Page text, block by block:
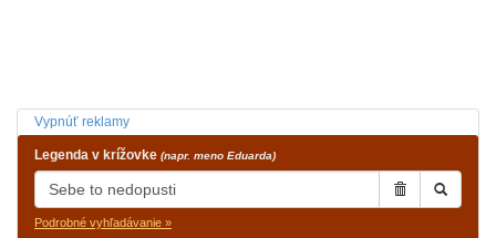
Vypnúť reklamy
Legenda v krížovke (napr. meno Eduarda)
Podrobné vyhľadávanie »